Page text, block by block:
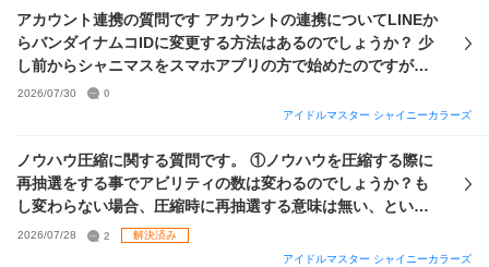
アカウント連携の質問です アカウントの連携についてLINEか
らバンダイナムコIDに変更する方法はあるのでしょうか？ 少
し前からシャニマスをスマホアプリの方で始めたのですがジ
ュエル購入をバンダイナムココインで行おうとした所出来ま
せんでした。 過去の事例を調べた所バンダイナムコIDと連携
ようとした所方法がわかりませんでした。 ご存知の方がいま
したら教えていただければと思います。 以上、よろしくお願
いいたします。
2026/07/30
0
アイドルマスター シャイニーカラーズ
ノウハウ圧縮に関する質問です。 ①ノウハウを圧縮する際に
再抽選をする事でアビリティの数は変わるのでしょうか？も
し変わらない場合、圧縮時に再抽選する意味は無い、という
認識で良いのでしょうか？ ②写真のような編成でノウハウを
圧縮しようとしていますが、全く上手くいきません。編成に
2026/07/28 2
解決済み
アイドルマスター シャイニーカラーズ